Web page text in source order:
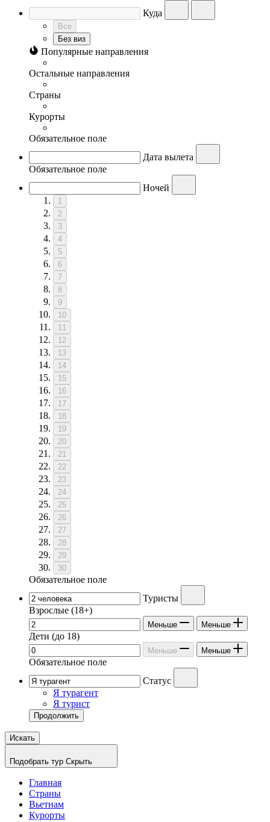
Куда
Все
Без виз
Популярные направления
Остальные направления
Страны
Курорты
Обязательное поле
Дата вылета
Обязательное поле
Ночей
1
2
3
4
5
6
7
8
9
10
11
12
13
14
15
16
17
18
19
20
21
22
23
24
25
26
27
28
29
30
Обязательное поле
Туристы
Взрослые (18+)
Меньше Меньше
Дети (до 18)
Меньше Меньше
Обязательное поле
Статус
Я турагент
Я турист
Продолжить
Искать
Подобрать тур Скрыть
Главная
Страны
Вьетнам
Курорты